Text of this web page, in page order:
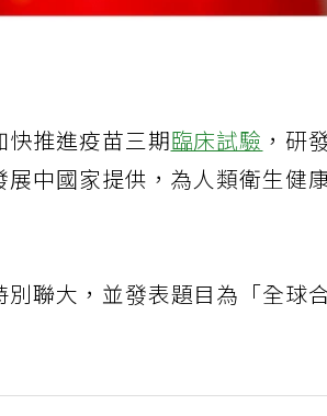
快推進疫苗三期臨床試驗 ，研
中國家提供，為人類衛生健
別聯大，並發表題目為「全球